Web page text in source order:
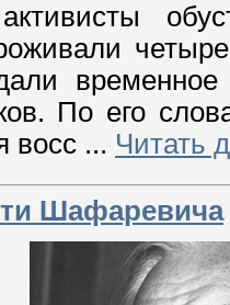
По его
восс ... Читать
Шафаревича